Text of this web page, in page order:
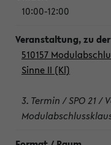
10:00-12:00
510157
Sinne II (Kl)
3. Termin / SPO 21